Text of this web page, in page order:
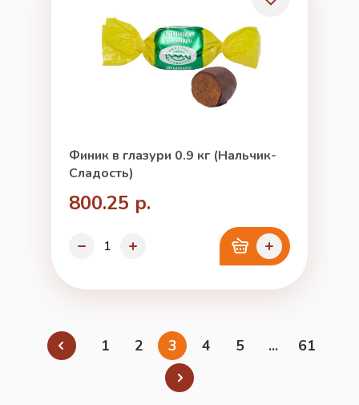
Финик в глазури 0.9 кг (Нальчик-
Сладость)
800.25 р.
1 2 3 4 5 ... 61